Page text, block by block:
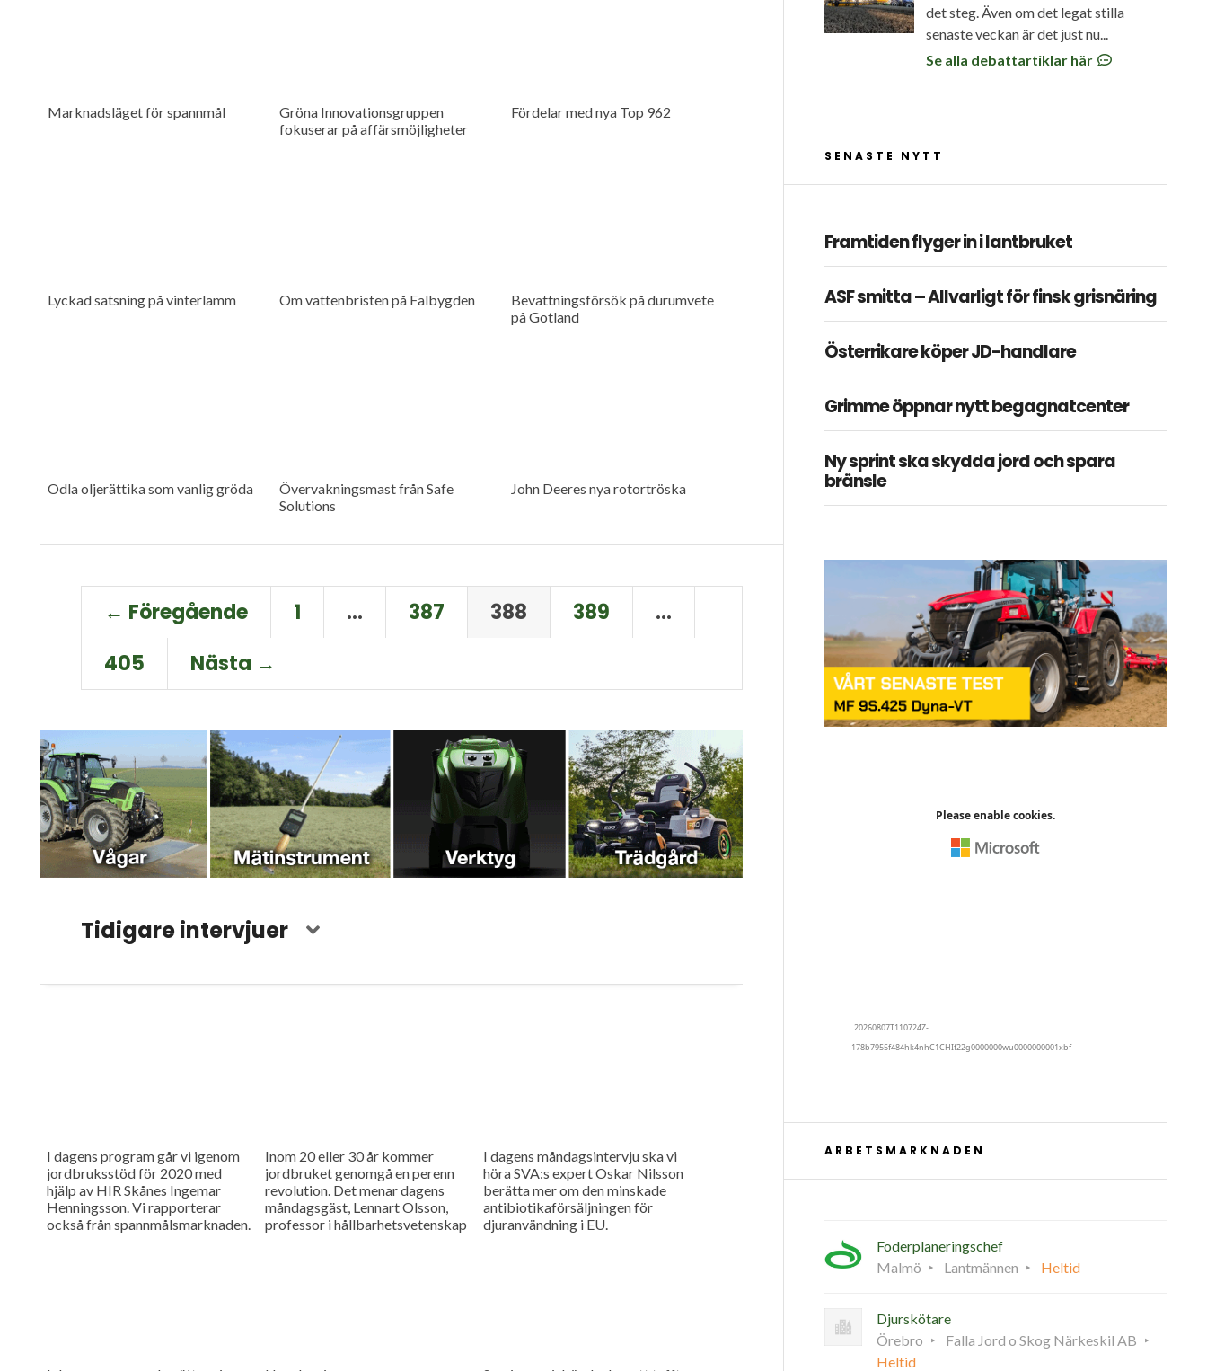
Marknadsläget för spannmål
Gröna Innovationsgruppen
fokuserar på affärsmöjligheter
Fördelar med nya Top 962
Lyckad satsning på vinterlamm Om vattenbristen på Falbygden
Bevattningsförsök på durumvete
på Gotland
Odla oljerättika som vanlig gröda
Övervakningsmast från Safe
Solutions
John Deeres nya rotortröska
← Föregående 1 … 387 388 389
…
405
Nästa →
Tidigare intervjuer
I dagens program går vi igenom
jordbruksstöd för 2020 med
hjälp av HIR Skånes Ingemar
Henningsson. Vi rapporterar
också från spannmålsmarknaden.
Inom 20 eller 30 år kommer
jordbruket genomgå en perenn
revolution. Det menar dagens
måndagsgäst, Lennart Olsson,
professor i hållbarhetsvetenskap
I dagens måndagsintervju ska vi
höra SVA:s expert Oskar Nilsson
berätta mer om den minskade
antibiotikaförsäljningen för
djuranvändning i EU.
det steg. Även om det legat stilla
senaste veckan är det just nu...
Se alla debattartiklar här
SENASTE NYTT
Framtiden flyger in i lantbruket
ASF smitta – Allvarligt för finsk grisnäring
Österrikare köper JD-handlare
Grimme öppnar nytt begagnatcenter
Ny sprint ska skydda jord och spara
bränsle
ARBETSMARKNADEN
Foderplaneringschef
Malmö
Lantmännen Heltid
Djurskötare
Örebro
Falla Jord o Skog Närkeskil AB
Heltid